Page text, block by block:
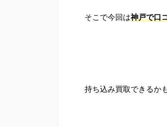
そこで今回は神戸で口
持ち込み買取できるか